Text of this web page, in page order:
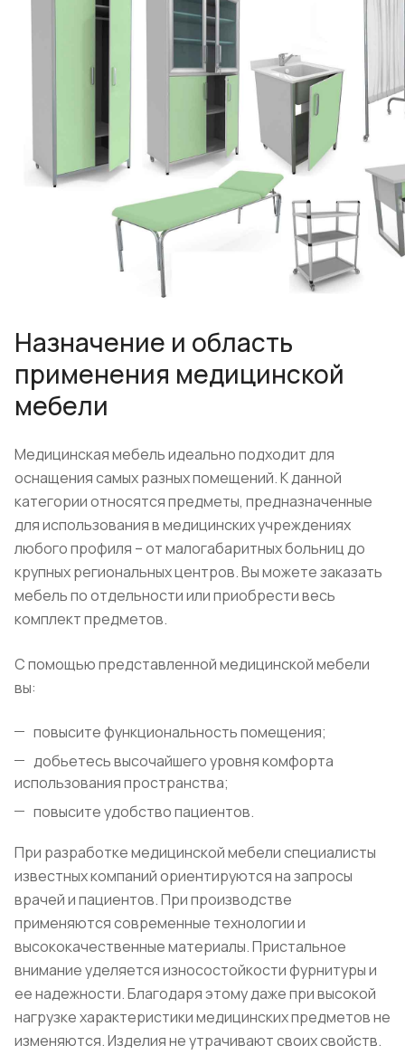
Назначение и область
применения медицинской
мебели
Медицинская мебель идеально подходит для
оснащения самых разных помещений. К данной
категории относятся предметы, предназначенные
для использования в медицинских учреждениях
любого профиля – от малогабаритных больниц до
крупных региональных центров. Вы можете заказать
мебель по отдельности или приобрести весь
комплект предметов.
С помощью представленной медицинской мебели
вы:
повысите функциональность помещения;
добьетесь высочайшего уровня комфорта
использования пространства;
повысите удобство пациентов.
При разработке медицинской мебели специалисты
известных компаний ориентируются на запросы
врачей и пациентов. При производстве
применяются современные технологии и
высококачественные материалы. Пристальное
внимание уделяется износостойкости фурнитуры и
ее надежности. Благодаря этому даже при высокой
нагрузке характеристики медицинских предметов не
изменяются. Изделия не утрачивают своих свойств.